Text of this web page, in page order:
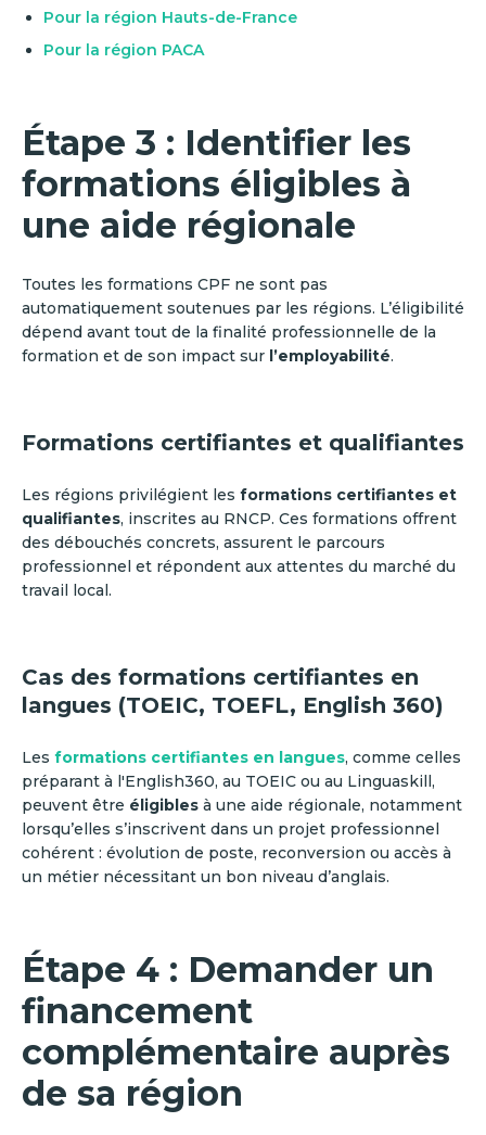
Pour la région Hauts-de-France
Pour la région PACA
Étape 3 : Identifier les
formations éligibles à
une aide régionale
Toutes les formations CPF ne sont pas
automatiquement soutenues par les régions. L’éligibilité
dépend avant tout de la finalité professionnelle de la
formation et de son impact sur l’employabilité.
Formations certifiantes et qualifiantes
Les régions privilégient les formations certifiantes et
qualifiantes, inscrites au RNCP. Ces formations offrent
des débouchés concrets, assurent le parcours
professionnel et répondent aux attentes du marché du
travail local.
Cas des formations certifiantes en
langues (TOEIC, TOEFL, English 360)
Les formations certifiantes en langues, comme celles
préparant à l'English360, au TOEIC ou au Linguaskill,
peuvent être éligibles à une aide régionale, notamment
lorsqu’elles s’inscrivent dans un projet professionnel
cohérent : évolution de poste, reconversion ou accès à
un métier nécessitant un bon niveau d’anglais.
Étape 4 : Demander un
financement
complémentaire auprès
de sa région